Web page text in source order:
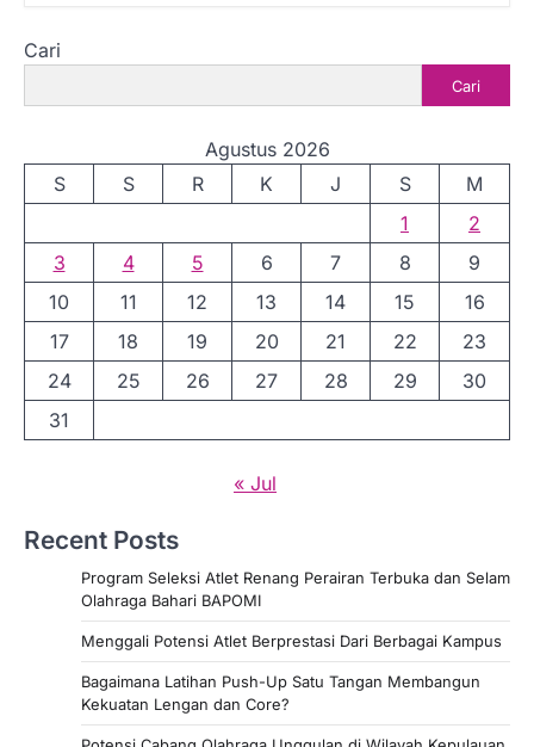
Cari
Cari
Agustus 2026
S
S R K J S
M
1
2
3
4 5 6 7 8
9
10
11 12 13 14 15
16
17
18 19 20 21 22
23
24
25 26 27 28 29
30
31
« Jul
Recent Posts
Program Seleksi Atlet Renang Perairan Terbuka dan Selam
Olahraga Bahari BAPOMI
Menggali Potensi Atlet Berprestasi Dari Berbagai Kampus
Bagaimana Latihan Push-Up Satu Tangan Membangun
Kekuatan Lengan dan Core?